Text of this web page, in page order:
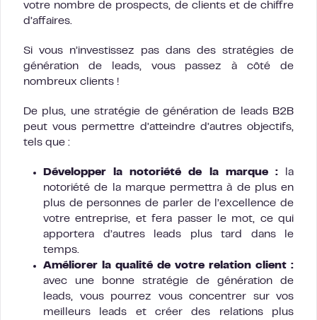
votre nombre de prospects, de clients et de chiffre
d’affaires.
Si vous n’investissez pas dans des stratégies de
génération de leads, vous passez à côté de
nombreux clients !
De plus, une stratégie de génération de leads B2B
peut vous permettre d’atteindre d’autres objectifs,
tels que :
Développer la notoriété de la marque :la
notoriété de la marque permettra à de plus en
plus de personnes de parler de l’excellence de
votre entreprise, et fera passer le mot, ce qui
apportera d’autres leads plus tard dans le
temps.
Améliorer la qualité de votre relation client :
avec une bonne stratégie de génération de
leads, vous pourrez vous concentrer sur vos
meilleurs leads et créer des relations plus